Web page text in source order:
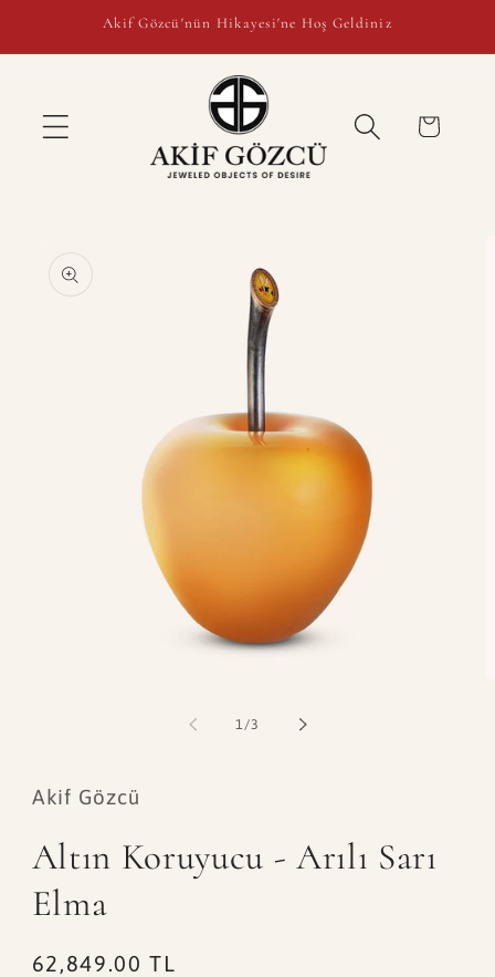
İçeriğeAkif Gözcü'nün Hikayesi'ne Hoş Geldiniz
Sepet
bilgisine
atla
1//3
Akif Gözcü
Altın Koruyucu - Arılı Sarı
Elma
Normal
62,849.00 TL